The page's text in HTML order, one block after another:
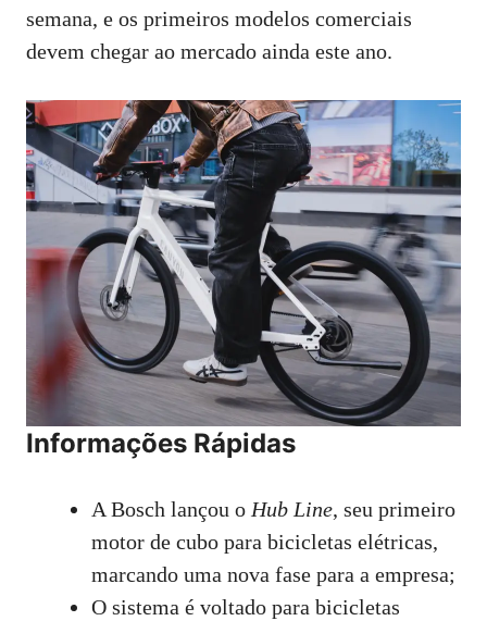
semana, e os primeiros modelos comerciais
devem chegar ao mercado ainda este ano.
Informações Rápidas
A Bosch lançou o Hub Line, seu primeiro
motor de cubo para bicicletas elétricas,
marcando uma nova fase para a empresa;
O sistema é voltado para bicicletas